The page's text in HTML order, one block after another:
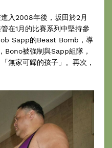
入2008年後，坂田於2月
在1月的比賽系列中堅持參
Sapp的Beast Bomb，導
Bono被強制與Sapp組隊，
無家可歸的孩子」。再次，